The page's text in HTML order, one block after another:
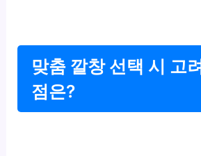
맞춤 깔창 선택 시 고
점은?